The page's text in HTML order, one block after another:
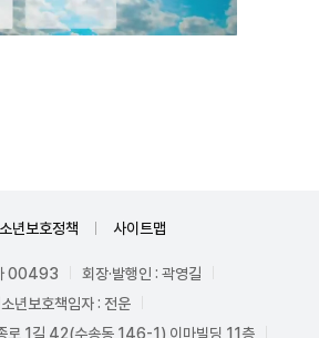
년보호정책 사이트맵
00493
회장·발행인 : 곽영길
년보호책임자 : 전운
로 1길 42(수송동 146-1) 이마빌딩 11층